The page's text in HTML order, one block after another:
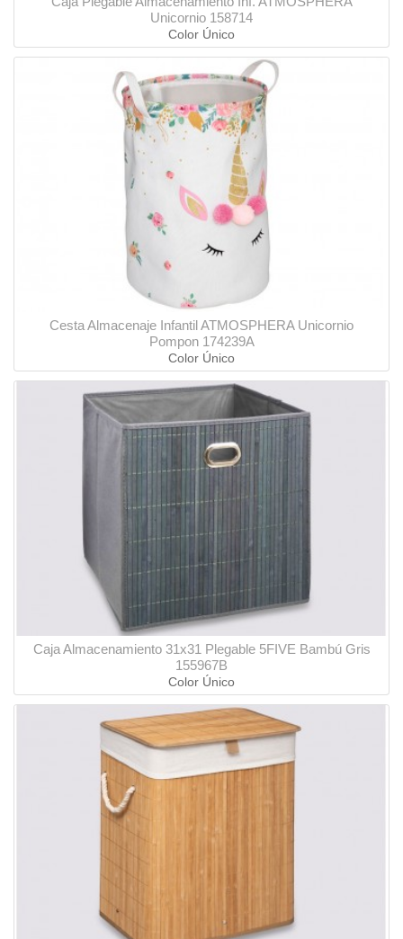
Unicornio 158714
Color Único
Cesta Almacenaje Infantil ATMOSPHERA Unicornio
Pompon 174239A
Color Único
Caja Almacenamiento 31x31 Plegable 5FIVE Bambú Gris
155967B
Color Único